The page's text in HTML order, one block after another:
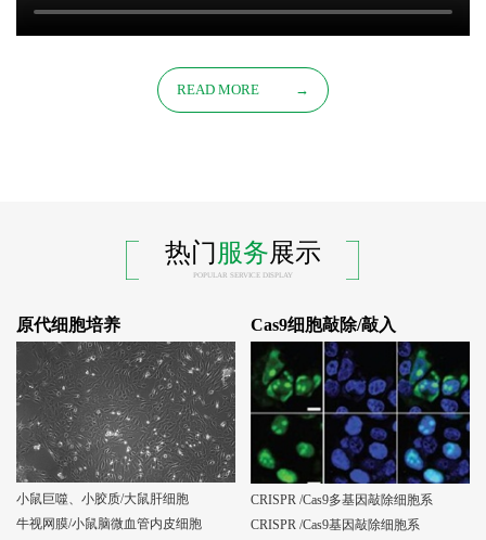
READ MORE →
热门服务展示
POPULAR SERVICE DISPLAY
原代细胞培养
小鼠巨噬、小胶质/大鼠肝细胞
牛视网膜/小鼠脑微血管内皮细胞
Cas9细胞敲除/敲入
CRISPR /Cas9多基因敲除细胞系
CRISPR /Cas9基因敲除细胞系